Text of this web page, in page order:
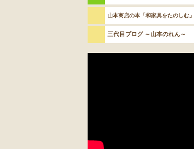
山本商店の本「和家具をたのしむ」
三代目ブログ ～山本のれん～